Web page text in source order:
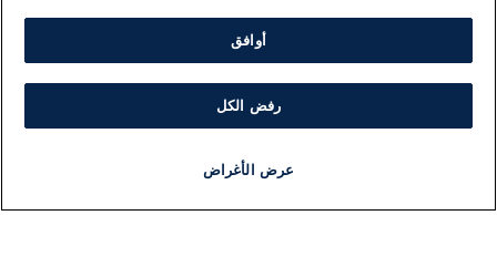
أوافق
رفض الكل
عرض الأغراض